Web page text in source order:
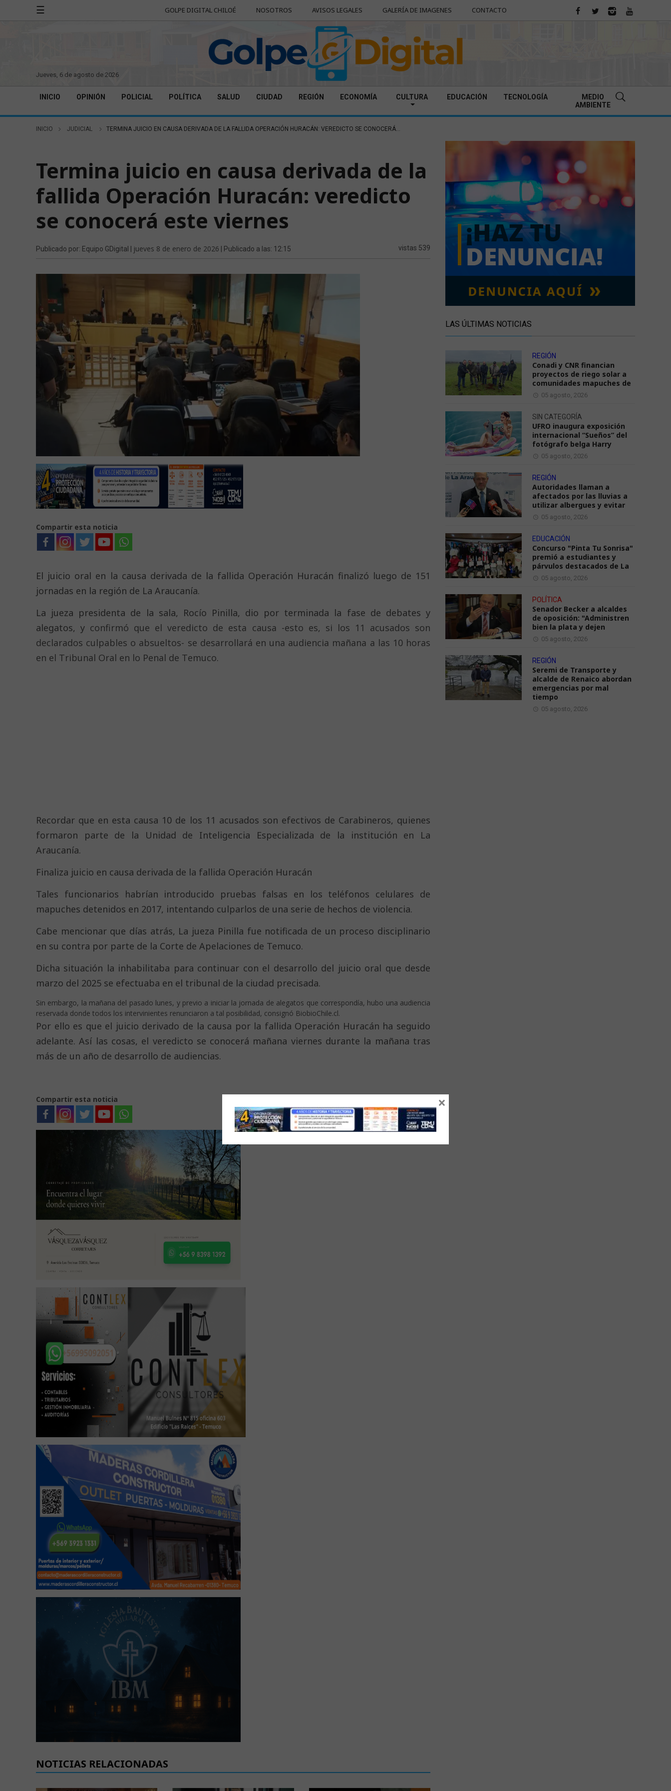
☰ GOLPE DIGITAL CHILOÉ NOSOTROS AVISOS LEGALES GALERÍA DE IMAGENES CONTACTO
jueves, 6 de agosto de 2026
INICIO OPINIÓN POLICIAL POLÍTICA SALUD CIUDAD REGIÓN ECONOMÍA CULTURA EDUCACIÓN TECNOLOGÍA
MEDIO
AMBIENTE
INICIO JUDICIAL TERMINA JUICIO EN CAUSA DERIVADA DE LA FALLIDA OPERACIÓN HURACÁN: VEREDICTO SE CONOCERÁ...
Termina juicio en causa derivada de la
fallida Operación Huracán: veredicto
se conocerá este viernes
Publicado por: Equipo GDigital | jueves 8 de enero de 2026 | Publicado a las: 12:15 vistas 539
Compartir esta noticia
El juicio oral en la causa derivada de la fallida Operación Huracán finalizó luego de 151
jornadas en la región de La Araucanía.
La jueza presidenta de la sala, Rocío Pinilla, dio por terminada la fase de debates y
alegatos, y confirmó que el veredicto de esta causa -esto es, si los 11 acusados son
declarados culpables o absueltos- se desarrollará en una audiencia mañana a las 10 horas
en el Tribunal Oral en lo Penal de Temuco.
Recordar que en esta causa 10 de los 11 acusados son efectivos de Carabineros, quienes
formaron parte de la Unidad de Inteligencia Especializada de la institución en La
Araucanía.
Finaliza juicio en causa derivada de la fallida Operación Huracán
Tales funcionarios habrían introducido pruebas falsas en los teléfonos celulares de
mapuches detenidos en 2017, intentando culparlos de una serie de hechos de violencia.
Cabe mencionar que días atrás, La jueza Pinilla fue notificada de un proceso disciplinario
en su contra por parte de la Corte de Apelaciones de Temuco.
Dicha situación la inhabilitaba para continuar con el desarrollo del juicio oral que desde
marzo del 2025 se efectuaba en el tribunal de la ciudad precisada.
Sin embargo, la mañana del pasado lunes, y previo a iniciar la jornada de alegatos que correspondía, hubo una audiencia
reservada donde todos los intervinientes renunciaron a tal posibilidad, consignó BiobioChile.cl.
Por ello es que el juicio derivado de la causa por la fallida Operación Huracán ha seguido
adelante. Así las cosas, el veredicto se conocerá mañana viernes durante la mañana tras
más de un año de desarrollo de audiencias.
Compartir esta noticia
NOTICIAS RELACIONADAS
LAS ÚLTIMAS NOTICIAS
REGIÓN
Conadi y CNR financian
proyectos de riego solar a
comunidades mapuches de
05 agosto, 2026
SIN CATEGORÍA
UFRO inaugura exposición
internacional “Sueños” del
fotógrafo belga Harry
05 agosto, 2026
REGIÓN
Autoridades llaman a
afectados por las lluvias a
utilizar albergues y evitar
05 agosto, 2026
EDUCACIÓN
Concurso "Pinta Tu Sonrisa"
premió a estudiantes y
párvulos destacados de La
05 agosto, 2026
POLÍTICA
Senador Becker a alcaldes
de oposición: "Administren
bien la plata y dejen
05 agosto, 2026
REGIÓN
Seremi de Transporte y
alcalde de Renaico abordan
emergencias por mal
tiempo
05 agosto, 2026
×